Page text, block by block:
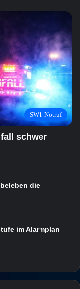
SW1-Notruf
schwer
die
im Alarmplan